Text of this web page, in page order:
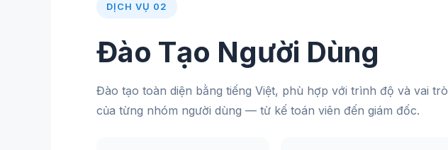
DỊCH VỤ 02
Đào Tạo Người Dùng
Đào tạo toàn diện bằng tiếng Việt, phù hợp với trình độ và vai trò
của từng nhóm người dùng — từ kế toán viên đến giám đốc.